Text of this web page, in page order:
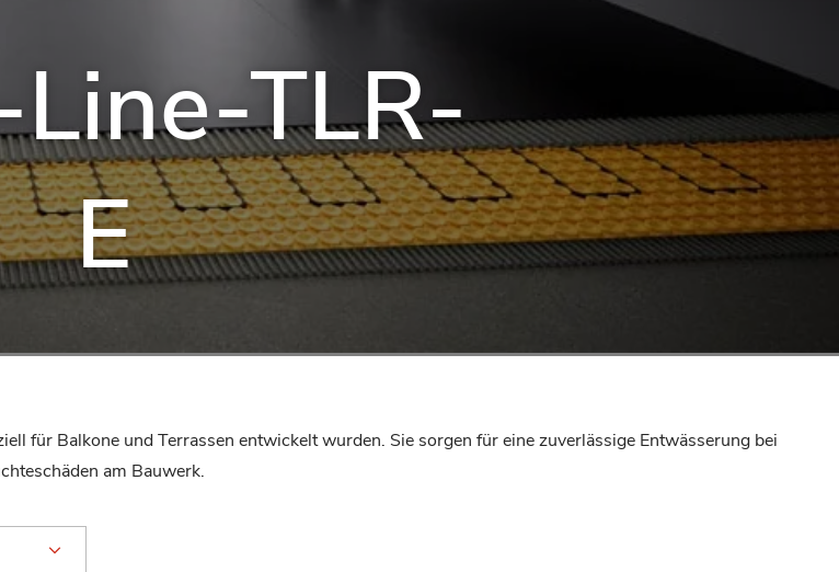
TLR-
E
für Balkone und Terrassen entwickelt wurden. Sie sorgen für eine zuverlässige Entwässerung bei
am Bauwerk.